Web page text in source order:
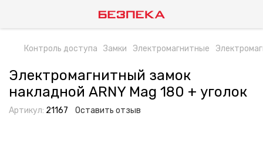
Контроль доступа Замки Электромагнитные
Электромагнитный замок
накладной ARNY Mag 180 + уголок
Артикул: 21167 Оставить отзыв